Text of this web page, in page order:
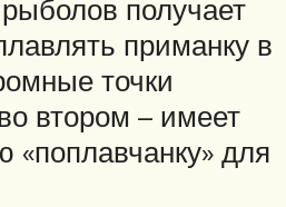
получает
приманку в
точки
втором – имеет
«поплавчанку» для